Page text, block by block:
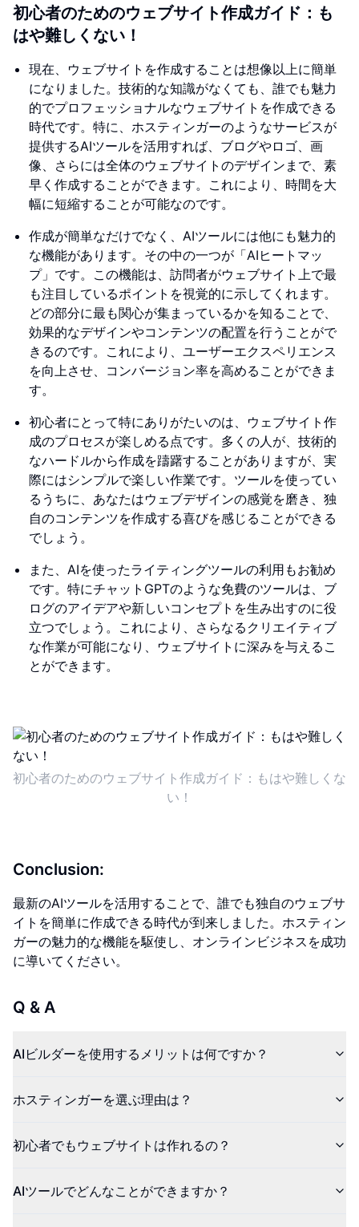
初心者のためのウェブサイト作成ガイド：も
はや難しくない！
現在、ウェブサイトを作成することは想像以上に簡単
になりました。技術的な知識がなくても、誰でも魅力
的でプロフェッショナルなウェブサイトを作成できる
時代です。特に、ホスティンガーのようなサービスが
提供するAIツールを活用すれば、ブログやロゴ、画
像、さらには全体のウェブサイトのデザインまで、素
早く作成することができます。これにより、時間を大
幅に短縮することが可能なのです。
作成が簡単なだけでなく、AIツールには他にも魅力的
な機能があります。その中の一つが「AIヒートマッ
プ」です。この機能は、訪問者がウェブサイト上で最
も注目しているポイントを視覚的に示してくれます。
どの部分に最も関心が集まっているかを知ることで、
効果的なデザインやコンテンツの配置を行うことがで
きるのです。これにより、ユーザーエクスペリエンス
を向上させ、コンバージョン率を高めることができま
す。
初心者にとって特にありがたいのは、ウェブサイト作
成のプロセスが楽しめる点です。多くの人が、技術的
なハードルから作成を躊躇することがありますが、実
際にはシンプルで楽しい作業です。ツールを使ってい
るうちに、あなたはウェブデザインの感覚を磨き、独
自のコンテンツを作成する喜びを感じることができる
でしょう。
また、AIを使ったライティングツールの利用もお勧め
です。特にチャットGPTのような免費のツールは、ブ
ログのアイデアや新しいコンセプトを生み出すのに役
立つでしょう。これにより、さらなるクリエイティブ
な作業が可能になり、ウェブサイトに深みを与えるこ
とができます。
初心者のためのウェブサイト作成ガイド：もはや難しくな
い！
Conclusion:
最新のAIツールを活用することで、誰でも独自のウェブサ
イトを簡単に作成できる時代が到来しました。ホスティン
ガーの魅力的な機能を駆使し、オンラインビジネスを成功
に導いてください。
Q & A
AIビルダーを使用するメリットは何ですか？
ホスティンガーを選ぶ理由は？
初心者でもウェブサイトは作れるの？
AIツールでどんなことができますか？